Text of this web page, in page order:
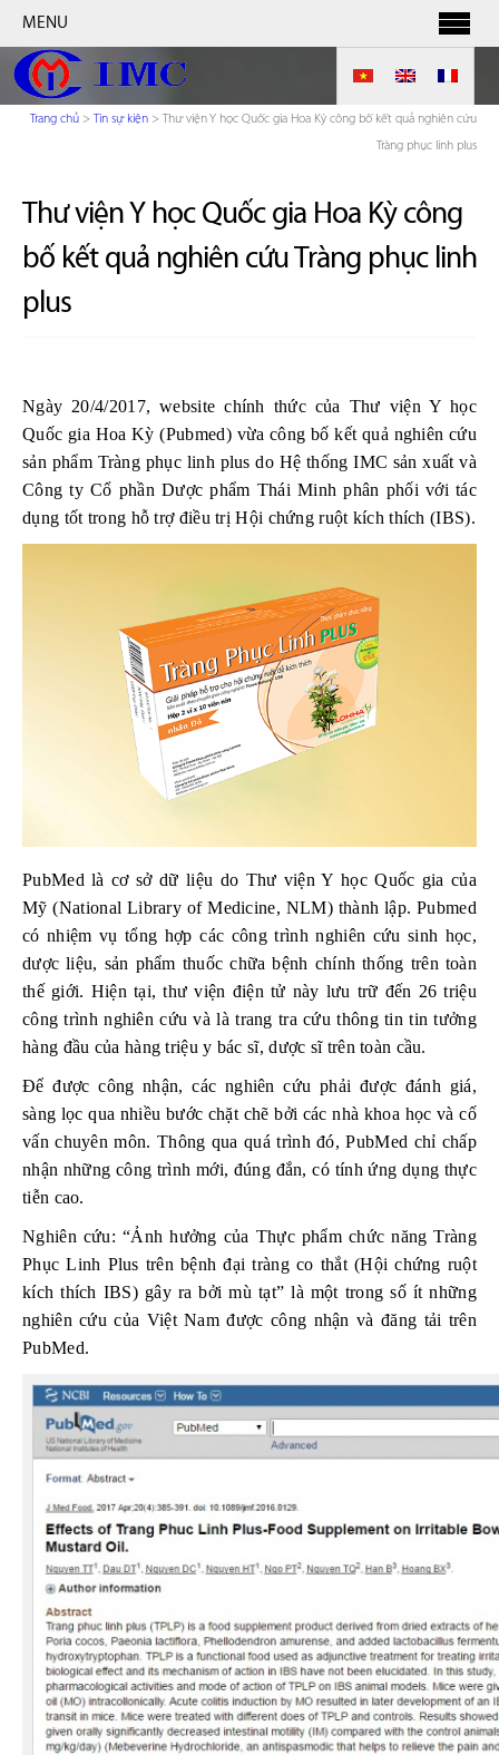
MENU
Trang chủ > Tin sự kiện > Thư viện Y học Quốc gia Hoa Kỳ công bố kết quả nghiên cứu
Tràng phục linh plus
Thư viện Y học Quốc gia Hoa Kỳ công
bố kết quả nghiên cứu Tràng phục linh
plus
Ngày 20/4/2017, website chính thức của Thư viện Y học
Quốc gia Hoa Kỳ (Pubmed) vừa công bố kết quả nghiên cứu
sản phẩm Tràng phục linh plus do Hệ thống IMC sản xuất và
Công ty Cổ phần Dược phẩm Thái Minh phân phối với tác
dụng tốt trong hỗ trợ điều trị Hội chứng ruột kích thích (IBS).
PubMed là cơ sở dữ liệu do Thư viện Y học Quốc gia của
Mỹ (National Library of Medicine, NLM) thành lập. Pubmed
có nhiệm vụ tổng hợp các công trình nghiên cứu sinh học,
dược liệu, sản phẩm thuốc chữa bệnh chính thống trên toàn
thế giới. Hiện tại, thư viện điện tử này lưu trữ đến 26 triệu
công trình nghiên cứu và là trang tra cứu thông tin tin tưởng
hàng đầu của hàng triệu y bác sĩ, dược sĩ trên toàn cầu.
Để được công nhận, các nghiên cứu phải được đánh giá,
sàng lọc qua nhiều bước chặt chẽ bởi các nhà khoa học và cố
vấn chuyên môn. Thông qua quá trình đó, PubMed chỉ chấp
nhận những công trình mới, đúng đắn, có tính ứng dụng thực
tiễn cao.
Nghiên cứu: “Ảnh hưởng của Thực phẩm chức năng Tràng
Phục Linh Plus trên bệnh đại tràng co thắt (Hội chứng ruột
kích thích IBS) gây ra bởi mù tạt” là một trong số ít những
nghiên cứu của Việt Nam được công nhận và đăng tải trên
PubMed.